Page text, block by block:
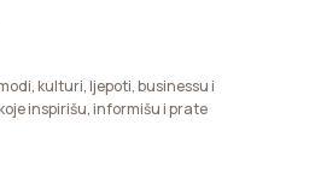
kulturi, ljepoti, businessu i
inspirišu, informišu i prate